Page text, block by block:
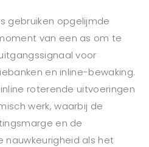
gebruiken opgelijmde
van een as om te
voor
en inline-bewaking.
roterende uitvoeringen
werk, waarbij de
en de
nauwkeurigheid als het